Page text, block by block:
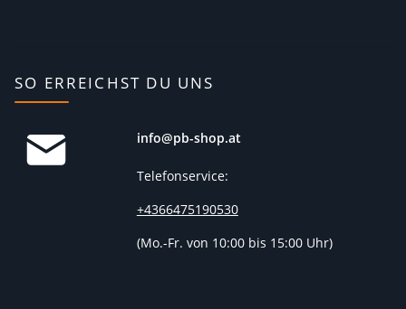
SO ERREICHST DU UNS
info@pb-shop.at
Telefonservice:
+4366475190530
(Mo.-Fr. von 10:00 bis 15:00 Uhr)